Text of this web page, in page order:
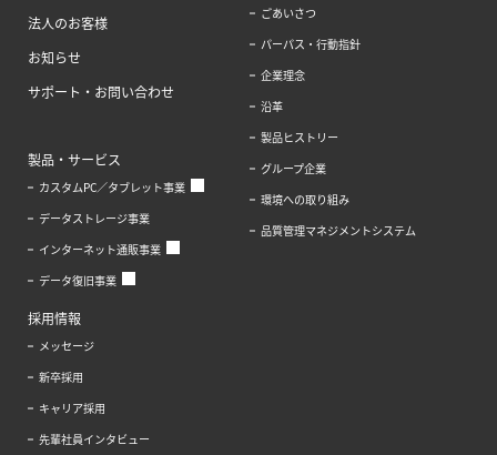
法人のお客様
お知らせ
サポート・お問い合わせ
製品・サービス
カスタムPC／タブレット事業
データストレージ事業
インターネット通販事業
データ復旧事業
ごあいさつ
パーパス・行動指針
企業理念
沿革
製品ヒストリー
グループ企業
環境への取り組み
品質管理マネジメントシステム
採用情報
メッセージ
新卒採用
キャリア採用
先輩社員インタビュー